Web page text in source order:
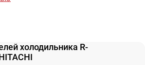
холодильника R-